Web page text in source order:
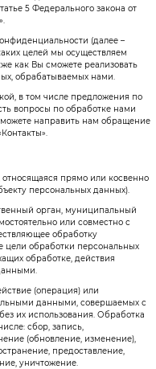
5 Федерального закона от
(далее –
целей мы осуществляем
как Вы сможете реализовать
обрабатываемых нами.
в том числе предложения по
вопросы по обработке нами
направить нам обращение
прямо или косвенно
персональных данных).
орган, муниципальный
или совместно с
обработку
обработки персональных
обработке, действия
(операция) или
данными, совершаемых с
их использования. Обработка
сбор, запись,
(обновление, изменение),
предоставление,
уничтожение.